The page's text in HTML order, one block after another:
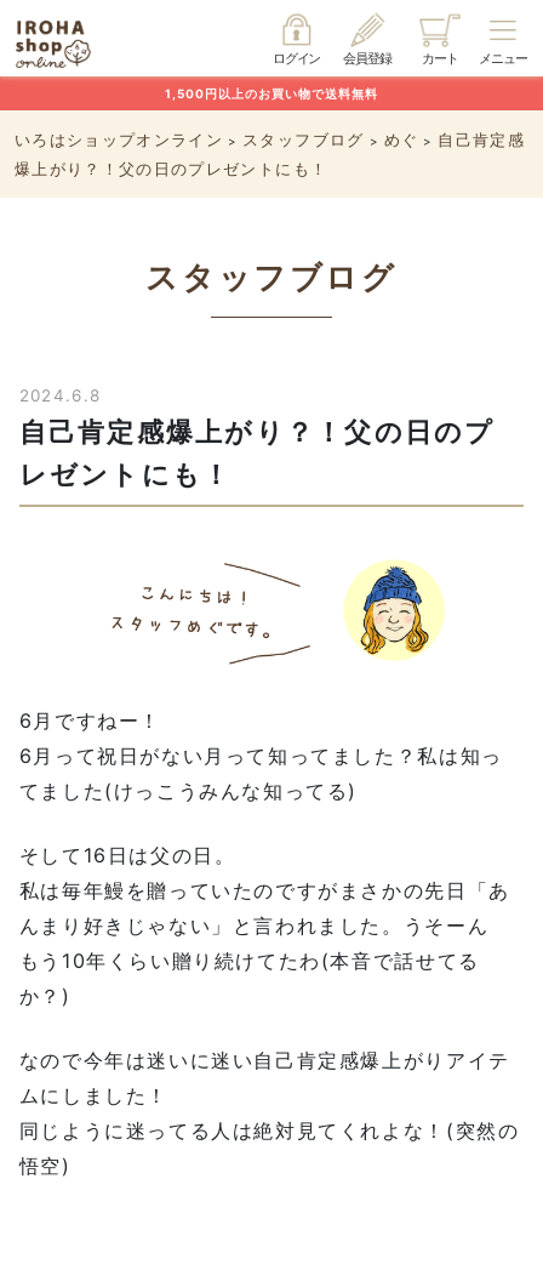
メニュー
カート
会員登録
ログイン
1,500円以上のお買い物で送料無料
いろはショップオンライン > スタッフブログ > めぐ > 自己肯定感
爆上がり？！父の日のプレゼントにも！
スタッフブログ
2024.6.8
自己肯定感爆上がり？！父の日のプ
レゼントにも！
6月ですねー！
6月って祝日がない月って知ってました？私は知っ
てました(けっこうみんな知ってる)
そして16日は父の日。
私は毎年鰻を贈っていたのですがまさかの先日「あ
んまり好きじゃない」と言われました。うそーん
もう10年くらい贈り続けてたわ(本音で話せてる
か？)
なので今年は迷いに迷い自己肯定感爆上がりアイテ
ムにしました！
同じように迷ってる人は絶対見てくれよな！(突然の
悟空)